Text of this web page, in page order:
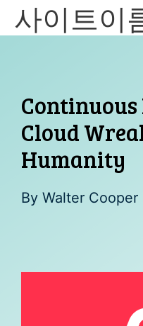
Skip사이트이
Cloud
Humanity
By Walter Cooper